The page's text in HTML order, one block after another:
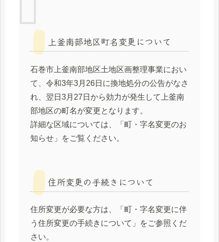
上釜南部地区町名変更について
石巻市上釜南部地区土地区画整理事業におい
て、令和3年3月26日に換地処分の公告がなさ
れ、翌日3月27日から効力が発生して上釜南
部地区の町名が変更となります。
詳細な区域については、「町・字名変更のお
知らせ」をご覧ください。
住所変更の手続きについて
住所変更が必要な方は、「町・字名変更に伴
う住所変更の手続きについて」をご参照くだ
さい。